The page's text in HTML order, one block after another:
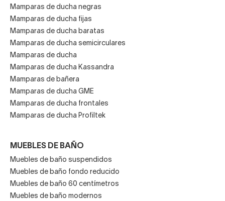
Mamparas de ducha negras
Mamparas de ducha fijas
Mamparas de ducha baratas
Mamparas de ducha semicirculares
Mamparas de ducha
Mamparas de ducha Kassandra
Mamparas de bañera
Mamparas de ducha GME
Mamparas de ducha frontales
Mamparas de ducha Profiltek
MUEBLES DE BAÑO
Muebles de baño suspendidos
Muebles de baño fondo reducido
Muebles de baño 60 centímetros
Muebles de baño modernos